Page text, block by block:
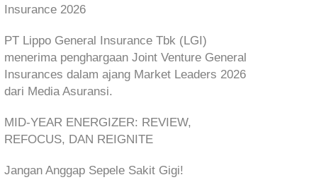
Insurance 2026
PT Lippo General Insurance Tbk (LGI)
menerima penghargaan Joint Venture General
Insurances dalam ajang Market Leaders 2026
dari Media Asuransi.
MID-YEAR ENERGIZER: REVIEW,
REFOCUS, DAN REIGNITE
Jangan Anggap Sepele Sakit Gigi!